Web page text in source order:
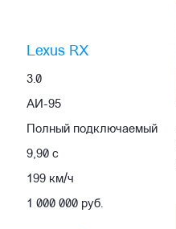
Lexus RX
3.0
АИ-95
Полный подключаемый
9,90 с
199 км/ч
1 000 000 руб.